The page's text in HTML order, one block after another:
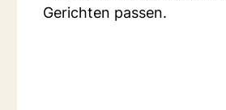
Gerichten passen.